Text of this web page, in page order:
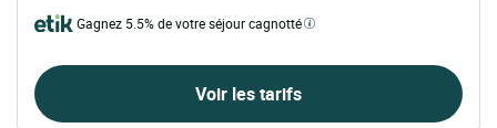
Gagnez 5.5% de votre séjour cagnotté
Voir les tarifs